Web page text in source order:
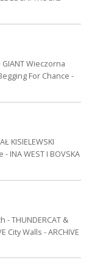
GIANT Wieczorna
For Chance -
KISIELEWSKI
INA WEST I BOVSKA
- THUNDERCAT &
City Walls - ARCHIVE